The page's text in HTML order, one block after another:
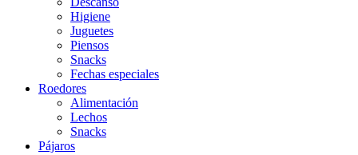
Higiene
Juguetes
Piensos
Snacks
Fechas especiales
Roedores
Alimentación
Lechos
Snacks
Pájaros